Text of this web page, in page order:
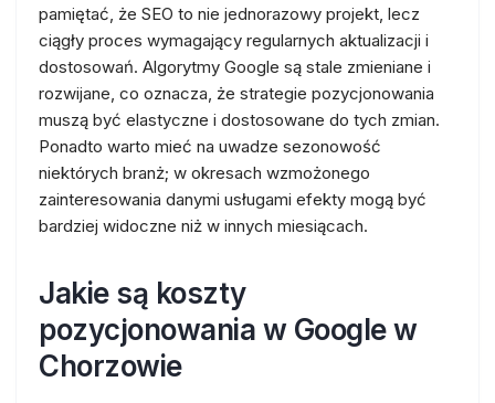
pamiętać, że SEO to nie jednorazowy projekt, lecz
ciągły proces wymagający regularnych aktualizacji i
dostosowań. Algorytmy Google są stale zmieniane i
rozwijane, co oznacza, że strategie pozycjonowania
muszą być elastyczne i dostosowane do tych zmian.
Ponadto warto mieć na uwadze sezonowość
niektórych branż; w okresach wzmożonego
zainteresowania danymi usługami efekty mogą być
bardziej widoczne niż w innych miesiącach.
Jakie są koszty
pozycjonowania w Google w
Chorzowie